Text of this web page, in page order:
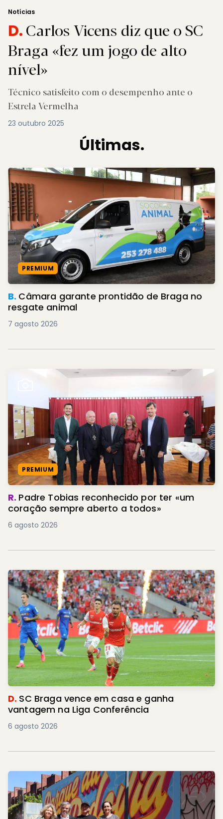
Notícias
D.Carlos Vicens diz que o SC
Braga «fez um jogo de alto
nível»
Técnico satisfeito com o desempenho ante o
Estrela Vermelha
23 outubro 2025
Últimas.
PREMIUM
B. Câmara garante prontidão de Braga no
resgate animal
7 agosto 2026
PREMIUM
R. Padre Tobias reconhecido por ter «um
coração sempre aberto a todos»
6 agosto 2026
D. SC Braga vence em casa e ganha
vantagem na Liga Conferência
6 agosto 2026